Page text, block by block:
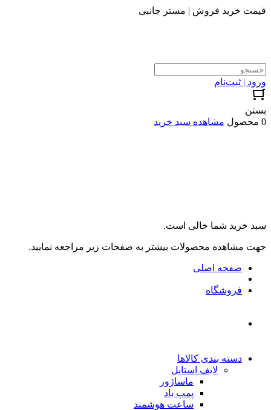
قیمت خرید فروش | مستر جانبی
ورود | ثبت‌نام
بستن
0 محصول
مشاهده سبد خرید
سبد خرید شما خالی است.
جهت مشاهده محصولات بیشتر به صفحات زیر مراجعه نمایید.
صفحه اصلی
فروشگاه
دسته بندی کالاها
لایف استایل
ماساژور
پمپ باد
ساعت هوشمند